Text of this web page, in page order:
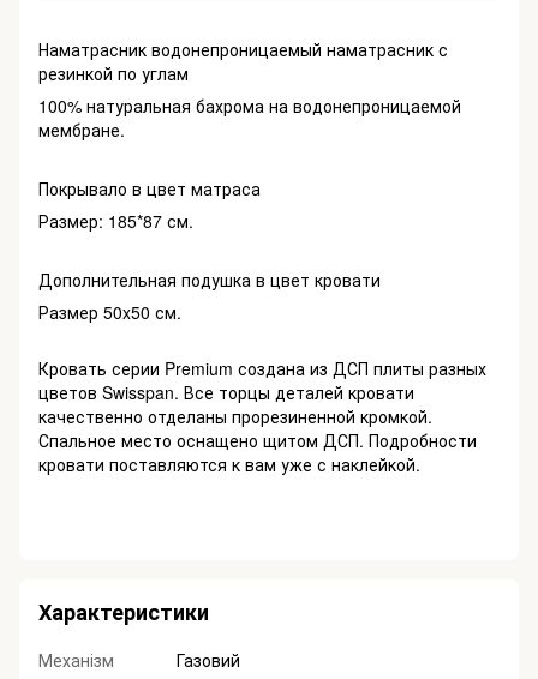
Наматрасник водонепроницаемый наматрасник с
резинкой по углам
100% натуральная бахрома на водонепроницаемой
мембране.
Покрывало в цвет матраса
Размер: 185*87 см.
Дополнительная подушка в цвет кровати
Размер 50x50 см.
Кровать серии Premium создана из ДСП плиты разных
цветов Swisspan. Все торцы деталей кровати
качественно отделаны прорезиненной кромкой.
Спальное место оснащено щитом ДСП. Подробности
кровати поставляются к вам уже с наклейкой.
Характеристики
Механізм
Газовий